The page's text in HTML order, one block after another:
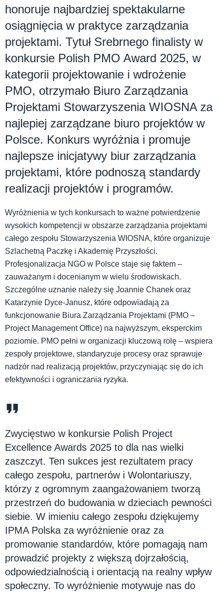
honoruje najbardziej spektakularne
osiągnięcia w praktyce zarządzania
projektami. Tytuł Srebrnego finalisty w
konkursie Polish PMO Award 2025, w
kategorii projektowanie i wdrożenie
PMO, otrzymało Biuro Zarządzania
Projektami Stowarzyszenia WIOSNA za
najlepiej zarządzane biuro projektów w
Polsce. Konkurs wyróżnia i promuje
najlepsze inicjatywy biur zarządzania
projektami, które podnoszą standardy
realizacji projektów i programów.
Wyróżnienia w tych konkursach to ważne potwierdzenie
wysokich kompetencji w obszarze zarządzania projektami
całego zespołu Stowarzyszenia WIOSNA, które organizuje
Szlachetną Paczkę i Akademię Przyszłości.
Profesjonalizacja NGO w Polsce staje się faktem –
zauważanym i docenianym w wielu środowiskach.
Szczególne uznanie należy się Joannie Chanek oraz
Katarzynie Dyce-Janusz, które odpowiadają za
funkcjonowanie Biura Zarządzania Projektami (PMO –
Project Management Office) na najwyższym, eksperckim
poziomie. PMO pełni w organizacji kluczową rolę – wspiera
zespoły projektowe, standaryzuje procesy oraz sprawuje
nadzór nad realizacją projektów, przyczyniając się do ich
efektywności i ograniczania ryzyka.
Zwycięstwo w konkursie Polish Project
Excellence Awards 2025 to dla nas wielki
zaszczyt. Ten sukces jest rezultatem pracy
całego zespołu, partnerów i Wolontariuszy,
którzy z ogromnym zaangażowaniem tworzą
przestrzeń do budowania w dzieciach pewności
siebie. W imieniu całego zespołu dziękujemy
IPMA Polska za wyróżnienie oraz za
promowanie standardów, które pomagają nam
prowadzić projekty z większą dojrzałością,
odpowiedzialnością i orientacją na realny wpływ
społeczny. To wyróżnienie motywuje nas do